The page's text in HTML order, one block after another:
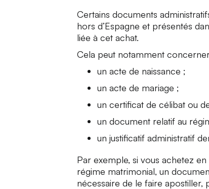
Certains documents
hors d’Espagne et présentés
liée à cet achat.
Cela peut notamment
un acte de naissance ;
un acte de mariage ;
un certificat de célibat ou
un document relatif au
un justificatif administratif
Par exemple, si vous achetez
régime matrimonial, un
nécessaire de le faire apostiller,